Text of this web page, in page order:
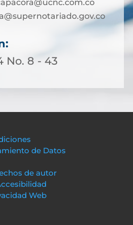
No. 8 - 43
de Datos
de autor
Web